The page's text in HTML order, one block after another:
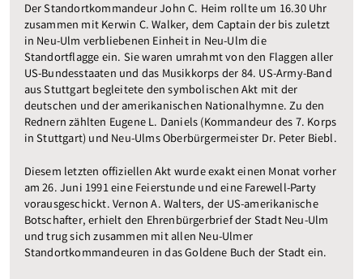
Der Standortkommandeur John C. Heim rollte um 16.30 Uhr
zusammen mit Kerwin C. Walker, dem Captain der bis zuletzt
in Neu-Ulm verbliebenen Einheit in Neu-Ulm die
Standortflagge ein. Sie waren umrahmt von den Flaggen aller
US-Bundesstaaten und das Musikkorps der 84. US-Army-Band
aus Stuttgart begleitete den symbolischen Akt mit der
deutschen und der amerikanischen Nationalhymne. Zu den
Rednern zählten Eugene L. Daniels (Kommandeur des 7. Korps
in Stuttgart) und Neu-Ulms Oberbürgermeister Dr. Peter Biebl.
Diesem letzten offiziellen Akt wurde exakt einen Monat vorher
am 26. Juni 1991 eine Feierstunde und eine Farewell-Party
vorausgeschickt. Vernon A. Walters, der US-amerikanische
Botschafter, erhielt den Ehrenbürgerbrief der Stadt Neu-Ulm
und trug sich zusammen mit allen Neu-Ulmer
Standortkommandeuren in das Goldene Buch der Stadt ein.